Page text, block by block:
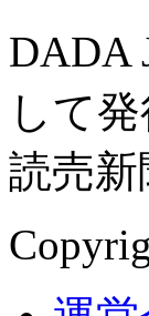
DADA
して
読売